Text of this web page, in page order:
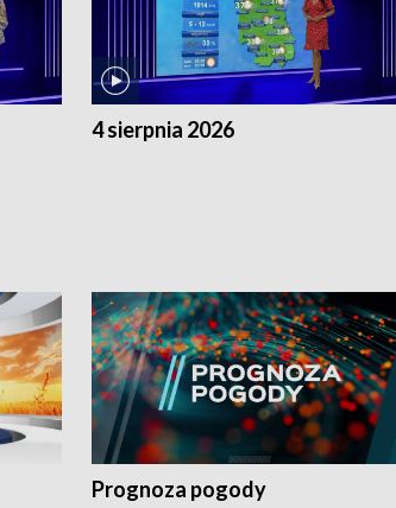
4 sierpnia 2026
Prognoza pogody